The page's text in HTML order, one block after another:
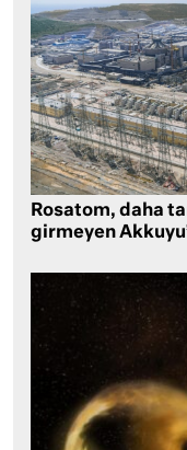
Rosatom, daha
girmeyen